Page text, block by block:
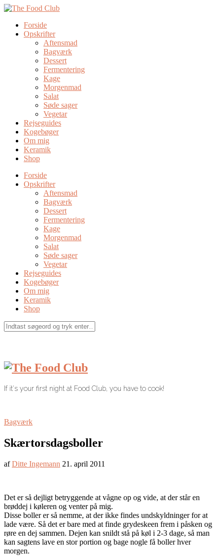
Forside
Opskrifter
Aftensmad
Bagværk
Dessert
Fermentering
Kage
Morgenmad
Salat
Søde sager
Vegetar
Rejseguides
Kogebøger
Om mig
Keramik
Shop
Forside
Opskrifter
Aftensmad
Bagværk
Dessert
Fermentering
Kage
Morgenmad
Salat
Søde sager
Vegetar
Rejseguides
Kogebøger
Om mig
Keramik
Shop
If it's your first night at Food Club, you have to cook!
Bagværk
Skærtorsdagsboller
afDitte Ingemann 21. april 2011
Det er så dejligt betryggende at vågne op og vide, at der står en
brøddej i køleren og venter på mig.
Disse boller er så nemme, at der ikke findes undskyldninger for at
lade være. Så det er bare med at finde grydeskeen frem i påsken og
røre en dej sammen. Dejen kan snildt stå på køl i 2-3 dage, så man
kan sagtens lave en stor portion og bage nogle få boller hver
morgen.